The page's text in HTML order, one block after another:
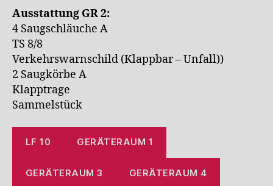
Ausstattung GR 2:
4 Saugschläuche A
TS 8/8
Verkehrswarnschild (Klappbar – Unfall))
2 Saugkörbe A
Klapptrage
Sammelstück
LF 10 GERÄTERAUM 1
GERÄTERAUM 3 GERÄTERAUM 4